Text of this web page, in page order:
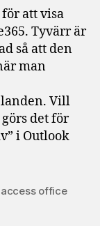
förhandsvisning
i
(Office365)
att visa
Tyvärr är
så att den
man
Vill
det för
i Outlook
office